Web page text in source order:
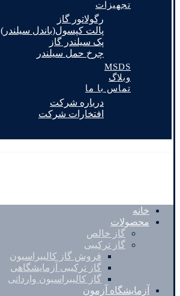
تجهیزات
رگولاتور گاز
پالت کپسول(باندل سیلندر)
پک سیلندر گاز
چرخ حمل سیلندر
MSDS
وبلاگ
تماس با ما
درباره شرکت
افتخارات شرکت
خانه
محصولات
گاز خالص
گاز ترکیبی
فروش گاز کالیبراسیون
گاز ترکیبی آزمایشگاهی
گاز کالیبراسیون وارداتی
آزمایشگاه آزمون